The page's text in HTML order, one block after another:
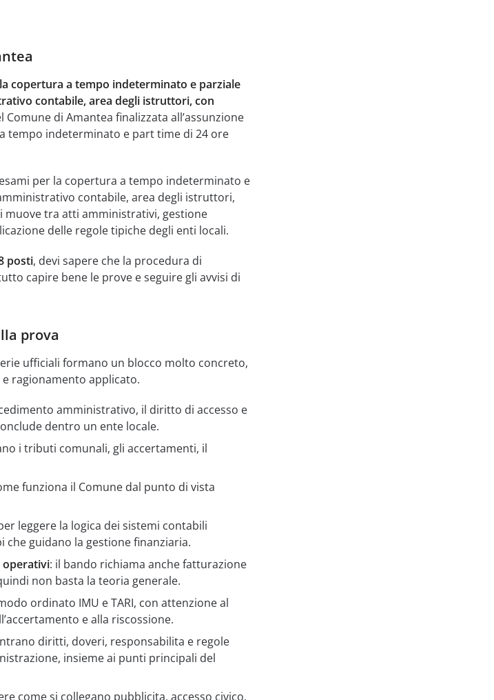
copertura a tempo indeterminato e parziale
contabile, area degli istruttori, con
di Amantea finalizzata all’assunzione
tempo indeterminato e part time di 24 ore
per la copertura a tempo indeterminato e
contabile, area degli istruttori,
muove tra atti amministrativi, gestione
delle regole tipiche degli enti locali.
posti, devi sapere che la procedura di
capire bene le prove e seguire gli avvisi di
prova
ufficiali formano un blocco molto concreto,
ragionamento applicato.
amministrativo, il diritto di accesso e
dentro un ente locale.
i tributi comunali, gli accertamenti, il
funziona il Comune dal punto di vista
leggere la logica dei sistemi contabili
che guidano la gestione finanziaria.
operativi: il bando richiama anche fatturazione
non basta la teoria generale.
ordinato IMU e TARI, con attenzione al
e alla riscossione.
diritti, doveri, responsabilita e regole
insieme ai punti principali del
come si collegano pubblicita, accesso civico,